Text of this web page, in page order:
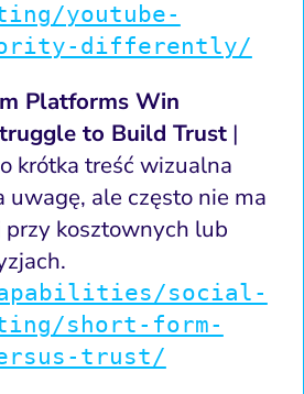
youtube-
differently/
Platforms Win
to Build Trust|
krótka treść wizualna
uwagę, ale często nie ma
przy kosztownych lub
social-
short-form-
trust/